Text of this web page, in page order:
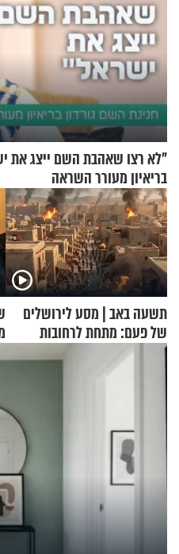
"לא רצו שאהבת השם ייצג את
בריאיון מעורר השראה
תשעה באב | מסע לירושלים
של פעם: מתחת לרחובות
ירושלים